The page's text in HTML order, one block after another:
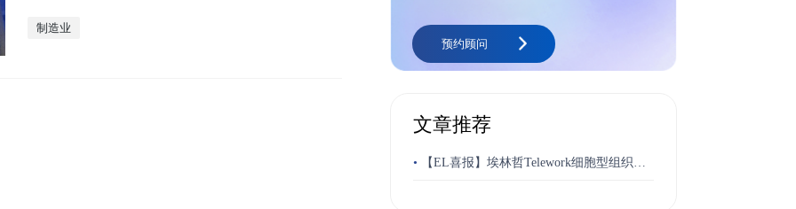
制造业
预约顾问
文章推荐
•